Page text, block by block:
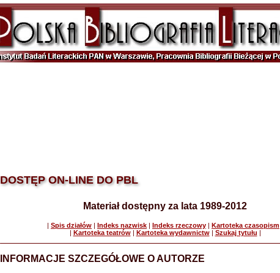
DOSTĘP ON-LINE DO PBL
Materiał dostępny za lata 1989-2012
| Spis działów | Indeks nazwisk | Indeks rzeczowy | Kartoteka czasopism
| Kartoteka teatrów| Kartoteka wydawnictw| Szukaj tytułu |
INFORMACJE SZCZEGÓŁOWE O AUTORZE